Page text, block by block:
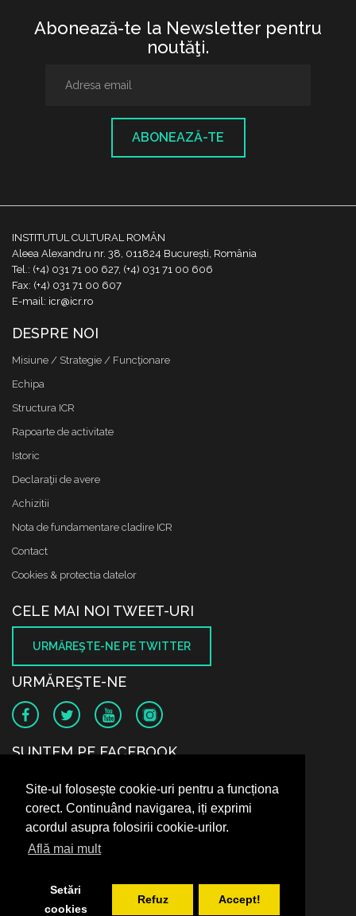
Site-ul folosește cookie-uri pentru a funcționa
corect. Continuând navigarea, iți exprimi
acordul asupra folosirii cookie-urilor.
Află mai mult
Setări
cookies
Refuz Accept!
Abonează-te la Newsletter pentru
noutăţi.
ABONEAZĂ-TE
INSTITUTUL CULTURAL ROMÂN
Aleea Alexandru nr. 38, 011824 București, România
Tel.: (+4) 031 71 00 627, (+4) 031 71 00 606
Fax: (+4) 031 71 00 607
E-mail: icr@icr.ro
DESPRE NOI
Misiune / Strategie / Funcţionare
Echipa
Structura ICR
Rapoarte de activitate
Istoric
Declaraţii de avere
Achizitii
Nota de fundamentare cladire ICR
Contact
Cookies & protectia datelor
CELE MAI NOI TWEET-URI
URMĂREŞTE-NE PE TWITTER
URMĂREŞTE-NE
SUNTEM PE FACEBOOK